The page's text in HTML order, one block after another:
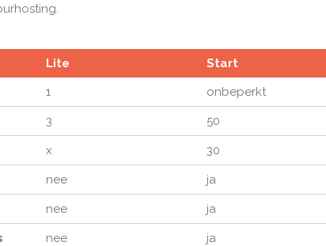
Lite Start
1 onbeperkt
3 50
x 30
nee ja
nee ja
nee ja